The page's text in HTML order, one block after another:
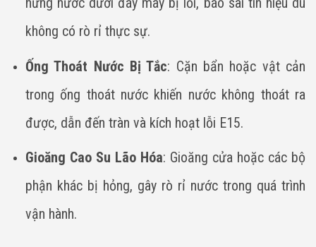
không có rò rỉ thực sự.
Ống Thoát Nước Bị Tắc: Cặn bẩn hoặc vật cản
trong ống thoát nước khiến nước không thoát ra
được, dẫn đến tràn và kích hoạt lỗi E15.
Gioăng Cao Su Lão Hóa: Gioăng cửa hoặc các bộ
phận khác bị hỏng, gây rò rỉ nước trong quá trình
vận hành.